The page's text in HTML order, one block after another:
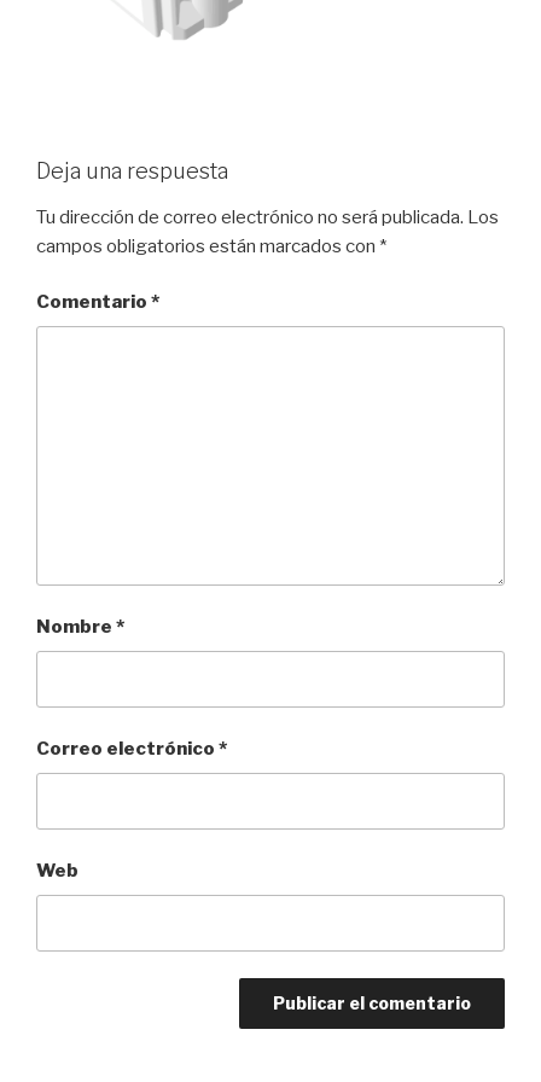
Deja una respuesta
Tu dirección de correo electrónico no será publicada. Los
campos obligatorios están marcados con *
Comentario *
Nombre *
Correo electrónico *
Web